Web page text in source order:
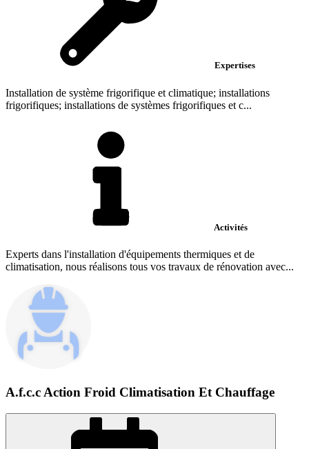
Expertises
Installation de système frigorifique et climatique; installations
frigorifiques; installations de systèmes frigorifiques et c...
Activités
Experts dans l'installation d'équipements thermiques et de
climatisation, nous réalisons tous vos travaux de rénovation avec...
A.f.c.c Action Froid Climatisation Et Chauffage